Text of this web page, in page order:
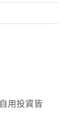
用投資皆